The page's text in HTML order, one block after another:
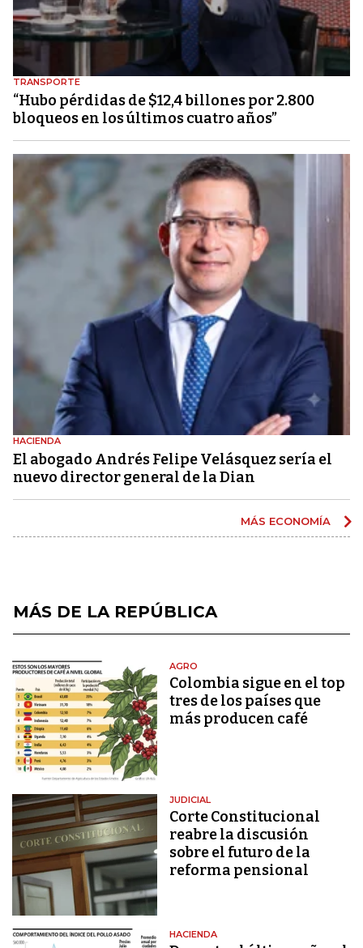
TRANSPORTE
“Hubo pérdidas de $12,4 billones por 2.800
bloqueos en los últimos cuatro años”
HACIENDA
El abogado Andrés Felipe Velásquez sería el
nuevo director general de la Dian
MÁS ECONOMÍA
MÁS DE LA REPÚBLICA
AGRO
Colombia sigue en el top
tres de los países que
más producen café
JUDICIAL
Corte Constitucional
reabre la discusión
sobre el futuro de la
reforma pensional
HACIENDA